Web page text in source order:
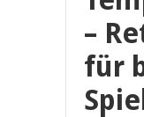
–
für